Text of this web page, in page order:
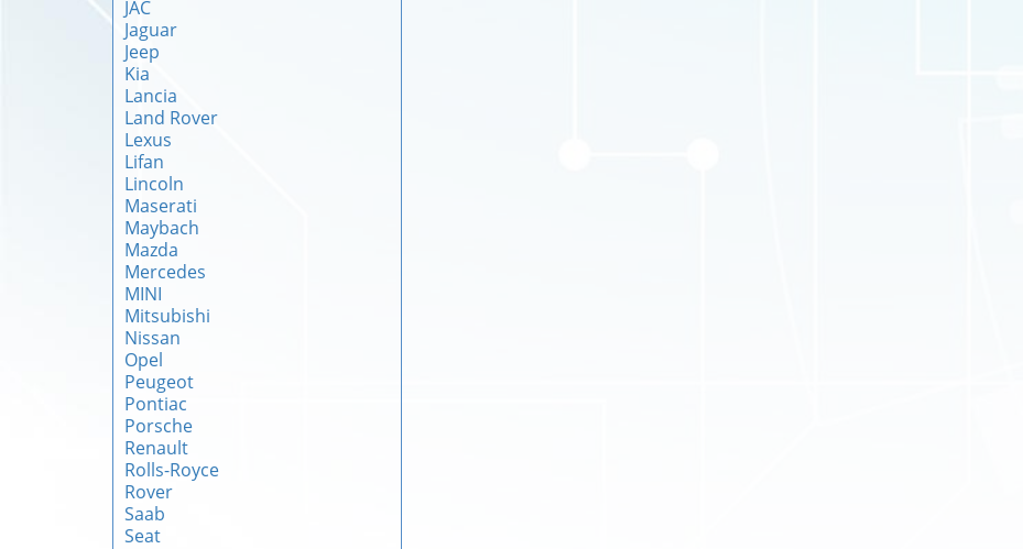
JAC
Jaguar
Jeep
Kia
Lancia
Land Rover
Lexus
Lifan
Lincoln
Maserati
Maybach
Mazda
Mercedes
MINI
Mitsubishi
Nissan
Opel
Peugeot
Pontiac
Porsche
Renault
Rolls-Royce
Rover
Saab
Seat